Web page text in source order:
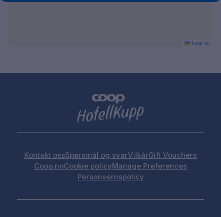
Bad med dusj
Frokostrestaurant
Konferanserom
TV
Hårføner
Leaflet
Kontakt ossSpørsmål og svarVilkårGift Vouchers
Coop.noCookie policyManage Preferences
Personvernspolicy